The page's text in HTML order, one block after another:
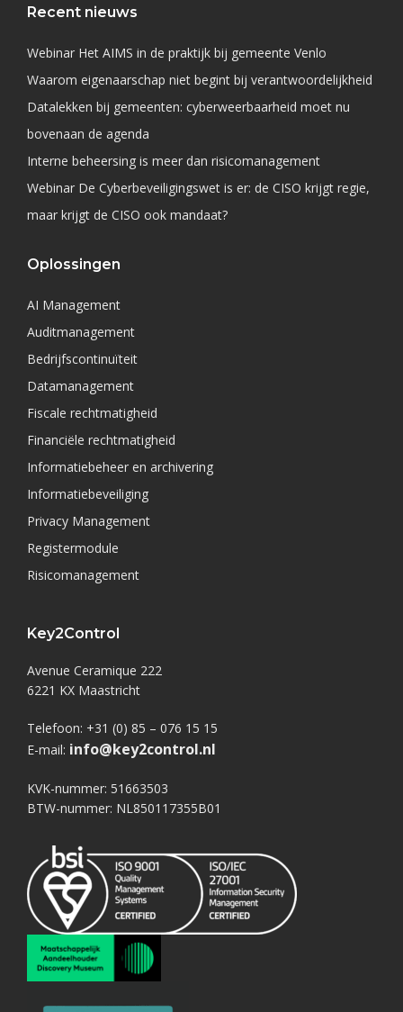
Recent nieuws
Webinar Het AIMS in de praktijk bij gemeente Venlo
Waarom eigenaarschap niet begint bij verantwoordelijkheid
Datalekken bij gemeenten: cyberweerbaarheid moet nu
bovenaan de agenda
Interne beheersing is meer dan risicomanagement
Webinar De Cyberbeveiligingswet is er: de CISO krijgt regie,
maar krijgt de CISO ook mandaat?
Oplossingen
AI Management
Auditmanagement
Bedrijfscontinuïteit
Datamanagement
Fiscale rechtmatigheid
Financiële rechtmatigheid
Informatiebeheer en archivering
Informatiebeveiliging
Privacy Management
Registermodule
Risicomanagement
Key2Control
Avenue Ceramique 222
6221 KX Maastricht
Telefoon: +31 (0) 85 – 076 15 15
E-mail: info@key2control.nl
KVK-nummer: 51663503
BTW-nummer: NL850117355B01